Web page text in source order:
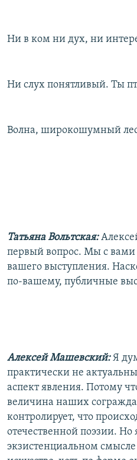
Ни в ком ни дух, ни
Ни слух понятливый. Ты
Волна, широкошумный
Татьяна Вольтская:
первый вопрос. Мы с
вашего выступления.
по-вашему, публичные
Алексей Машевский:Я
практически не
аспект явления. Потому
величина наших
контролирует, что
отечественной поэзии. Но
экзистенциальном смысле